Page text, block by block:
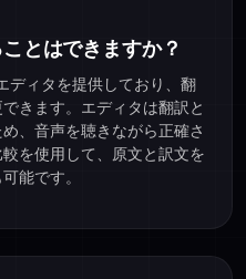
とはできますか？
ディタを提供しており、翻
きます。エディタは翻訳と
、音声を聴きながら正確さ
を使用して、原文と訳文を
能です。